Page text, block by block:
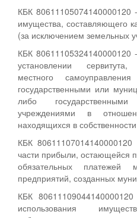
КБК
имущества, составляющего
(за исключением земельных
КБК
установлении
местного
государственными или
либо
учреждениями в
находящихся в
КБК
части прибыли, остающейся
обязательных платежей
предприятий, созданных
КБК
использования